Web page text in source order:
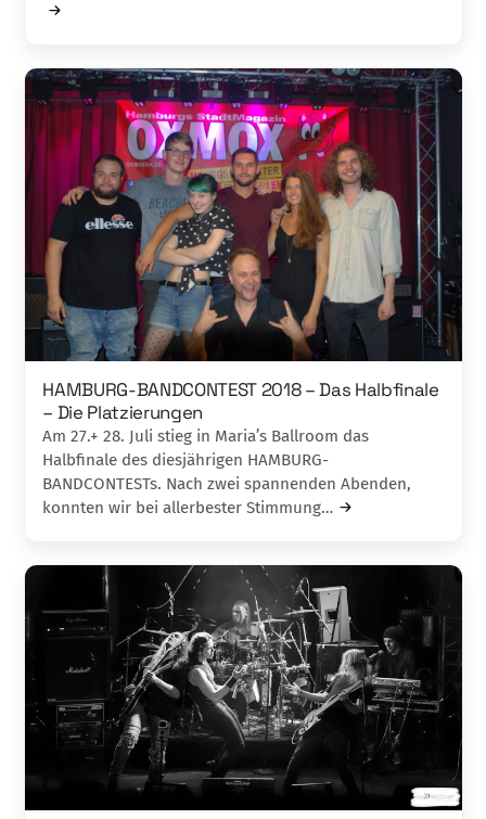
HAMBURG-BANDCONTEST 2018 – Das Halbfinale
– Die Platzierungen
Am 27.+ 28. Juli stieg in Maria’s Ballroom das
Halbfinale des diesjährigen HAMBURG-
BANDCONTESTs. Nach zwei spannenden Abenden,
konnten wir bei allerbester Stimmung…